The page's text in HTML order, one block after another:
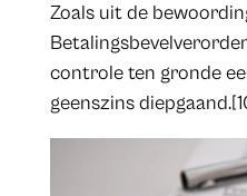
Zoals uit de
controle ten gronde
geenszins